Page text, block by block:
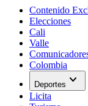
Contenido
Elecciones
Cali
Valle
Colombia
Deportes expand_more
Licita